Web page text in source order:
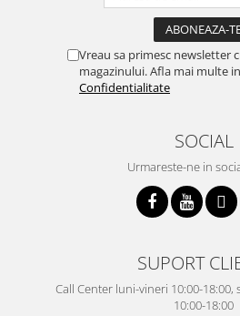
Vreau sa primesc newsletter
magazinului. Afla mai multe in
Confidentialitate
SOCIAL
Urmareste-ne in
SUPORT
Call Center luni-vineri 10:00-
10:00-18:00